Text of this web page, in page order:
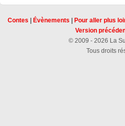
Contes Évènements Pour aller plus
Version
© 2009 - 2026 La
Tous droits